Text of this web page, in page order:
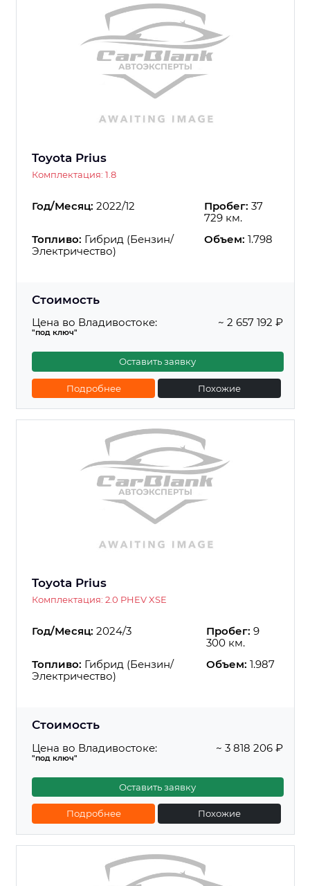
Toyota Prius
Комплектация: 1.8
Год/Месяц: 2022/12 Пробег: 37
729 км.
Топливо: Гибрид (Бензин/
Электричество)
Объем: 1.798
Стоимость
Цена во Владивостоке:
"под ключ"
~ 2 657 192 ₽
Оставить заявку
Подробнее Похожие
Toyota Prius
Комплектация: 2.0 PHEV XSE
Год/Месяц: 2024/3 Пробег: 9
300 км.
Топливо: Гибрид (Бензин/
Электричество)
Объем: 1.987
Стоимость
Цена во Владивостоке:
"под ключ"
~ 3 818 206 ₽
Оставить заявку
Подробнее Похожие